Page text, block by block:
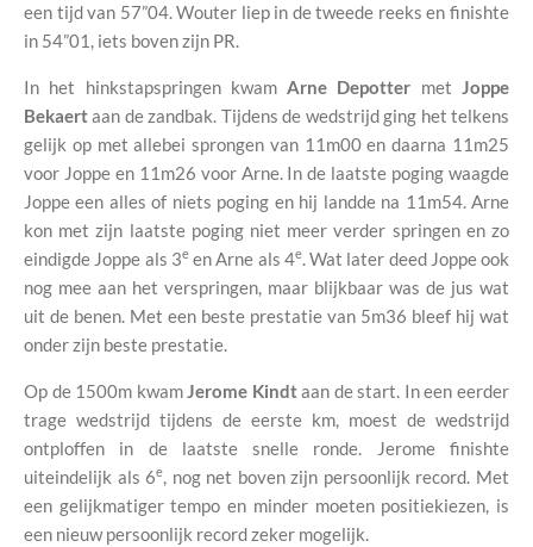
een tijd van 57”04. Wouter liep in de tweede reeks en finishte
in 54”01, iets boven zijn PR.
In het hinkstapspringen kwamArne Depotter metJoppe
Bekaertaan de zandbak. Tijdens de wedstrijd ging het telkens
gelijk op met allebei sprongen van 11m00 en daarna 11m25
voor Joppe en 11m26 voor Arne. In de laatste poging waagde
Joppe een alles of niets poging en hij landde na 11m54. Arne
kon met zijn laatste poging niet meer verder springen en zo
eindigde Joppe als 3een Arne als 4e. Wat later deed Joppe ook
nog mee aan het verspringen, maar blijkbaar was de jus wat
uit de benen. Met een beste prestatie van 5m36 bleef hij wat
onder zijn beste prestatie.
Op de 1500m kwamJerome Kindtaan de start. In een eerder
trage wedstrijd tijdens de eerste km, moest de wedstrijd
ontploffen in de laatste snelle ronde. Jerome finishte
uiteindelijk als 6e, nog net boven zijn persoonlijk record. Met
een gelijkmatiger tempo en minder moeten positiekiezen, is
een nieuw persoonlijk record zeker mogelijk.